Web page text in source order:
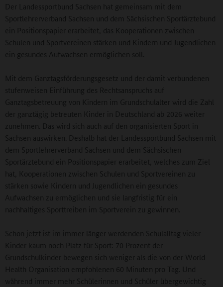
Der Landessportbund Sachsen hat gemeinsam mit dem
Sportlehrerverband Sachsen und dem Sächsischen Sportärztebund
ein Positionspapier erarbeitet, das Kooperationen zwischen
Schulen und Sportvereinen stärken und Kindern und Jugendlichen
ein gesundes Aufwachsen ermöglichen soll.
Mit dem Ganztagsförderungsgesetz und der damit verbundenen
stufenweisen Einführung des Rechtsanspruchs auf
Ganztagsbetreuung von Kindern im Grundschulalter wird die Zahl
der ganztägig betreuten Kinder in Deutschland ab 2026 weiter
zunehmen. Das wird sich auch auf den organisierten Sport in
Sachsen auswirken. Deshalb hat der Landessportbund Sachsen mit
dem Sportlehrerverband Sachsen und dem Sächsischen
Sportärztebund ein Positionspapier erarbeitet, welches zum Ziel
hat, Kooperationen zwischen Schulen und Sportvereinen zu
stärken sowie Kindern und Jugendlichen ein gesundes
Aufwachsen zu ermöglichen und sie langfristig für ein
nachhaltiges Sporttreiben im Sportverein zu gewinnen.
Schon jetzt ist im immer länger werdenden Schulalltag vieler
Kinder kaum noch Platz für Sport: 70 Prozent der
Grundschulkinder bewegen sich weniger als die von der World
Health Organisation empfohlenen 60 Minuten pro Tag. Und
während immer mehr Schülerinnen und Schüler übergewichtig